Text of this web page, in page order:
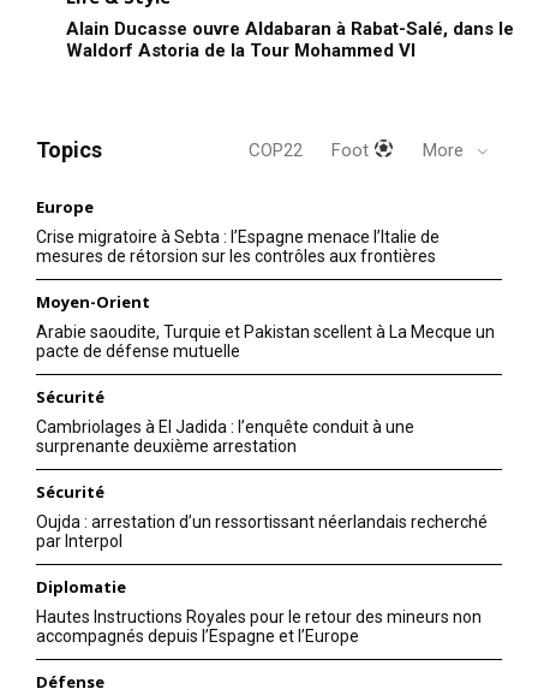
Mon compte
Beyrouth : une double
explosion fait 73 morts et
3.700 blessés
5 August 2020
In "Nation"
Un énorme incendie s’est
déclaré jeudi dans un
parmi des Libanais encore
meurtrière et dévastatrice qui
cinq semaines. AFP
D’épaisses colonnes de
fumée noire sont visibles
de…
In "Nation"
François Hollande en visite au
Liban, première étape d’une
L’intelligence de l’information
Au lendemain de ses
entretiens à l’Élysée avec le
président de l’Autorité
palestinienne, Mahmoud
Abbas, le président Français
François Hollande est arrivé à
Beyrouth pour une visite de
travail de deux jours,
16 April 2016
In "François Hollande"
Alain Ducasse ouvre Aldabaran à Rabat-Salé, dans le
Waldorf Astoria de la Tour Mohammed VI
Topics COP22 Foot More
Europe
Crise migratoire à Sebta : l’Espagne menace l’Italie de
mesures de rétorsion sur les contrôles aux frontières
Moyen-Orient
Arabie saoudite, Turquie et Pakistan scellent à La Mecque un
pacte de défense mutuelle
Sécurité
Cambriolages à El Jadida : l’enquête conduit à une
surprenante deuxième arrestation
Sécurité
Oujda : arrestation d’un ressortissant néerlandais recherché
par Interpol
Diplomatie
Hautes Instructions Royales pour le retour des mineurs non
accompagnés depuis l’Espagne et l’Europe
Défense